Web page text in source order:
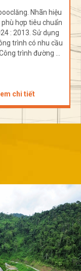
Nhãn hiệu
phù hợp tiêu chuẩn
: 2009. Sử dụng
trình có nhu cầu
trình đường ...
chi tiết